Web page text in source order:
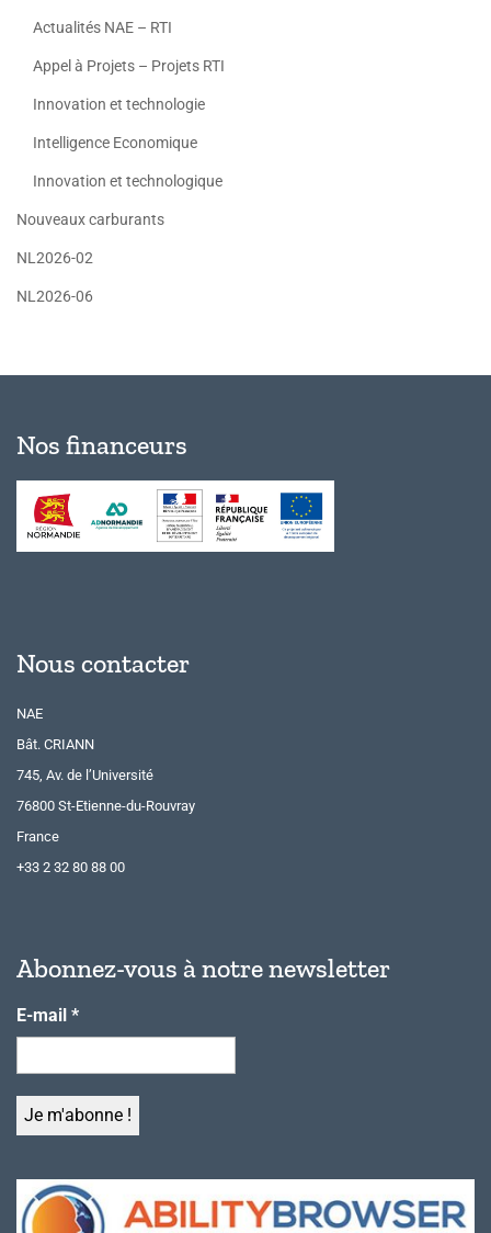
Actualités NAE – RTI
Appel à Projets – Projets RTI
Innovation et technologie
Intelligence Economique
Innovation et technologique
Nouveaux carburants
NL2026-02
NL2026-06
Nos financeurs
Nous contacter
NAE
Bât. CRIANN
745, Av. de l’Université
76800 St-Etienne-du-Rouvray
France
+33 2 32 80 88 00
Abonnez-vous à notre newsletter
E-mail *